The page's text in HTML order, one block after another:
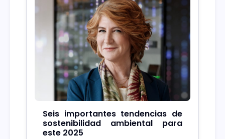
Seis importantes tendencias de
sostenibilidad ambiental para
este 2025